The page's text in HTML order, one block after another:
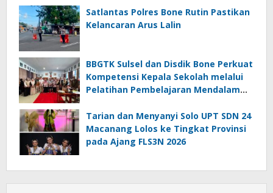
Satlantas Polres Bone Rutin Pastikan
Kelancaran Arus Lalin
BBGTK Sulsel dan Disdik Bone Perkuat
Kompetensi Kepala Sekolah melalui
Pelatihan Pembelajaran Mendalam
Tarian dan Menyanyi Solo UPT SDN 24
Macanang Lolos ke Tingkat Provinsi
pada Ajang FLS3N 2026